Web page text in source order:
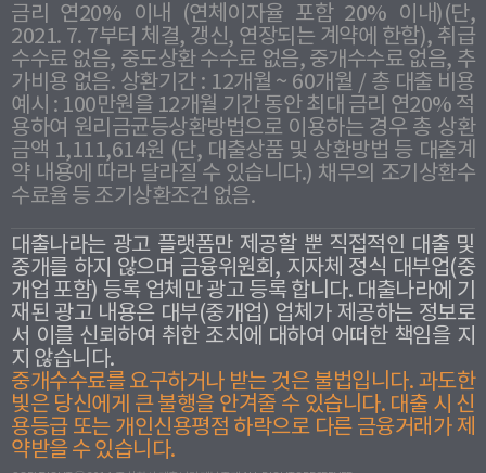
금리 연20% 이내 (연체이자율 포함 20% 이내)(단,
2021. 7. 7부터 체결, 갱신, 연장되는 계약에 한함), 취급
수수료 없음, 중도상환 수수료 없음, 중개수수료 없음, 추
가비용 없음. 상환기간 : 12개월 ~ 60개월 / 총 대출 비용
예시 : 100만원을 12개월 기간 동안 최대 금리 연20% 적
용하여 원리금균등상환방법으로 이용하는 경우 총 상환
금액 1,111,614원 (단, 대출상품 및 상환방법 등 대출계
약 내용에 따라 달라질 수 있습니다.) 채무의 조기상환수
수료율 등 조기상환조건 없음.
대출나라는 광고 플랫폼만 제공할 뿐 직접적인 대출 및
중개를 하지 않으며 금융위원회, 지자체 정식 대부업(중
개업 포함) 등록 업체만 광고 등록 합니다. 대출나라에 기
재된 광고 내용은 대부(중개업) 업체가 제공하는 정보로
서 이를 신뢰하여 취한 조치에 대하여 어떠한 책임을 지
지 않습니다.
중개수수료를 요구하거나 받는 것은 불법입니다. 과도한
빛은 당신에게 큰 불행을 안겨줄 수 있습니다. 대출 시 신
용등급 또는 개인신용평점 하락으로 다른 금융거래가 제
약받을 수 있습니다.